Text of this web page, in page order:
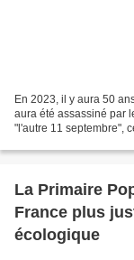
En 2023, il y aura 50
aura été assassiné par
"l'autre 11 septembre",
La Primaire
France plus
écologique